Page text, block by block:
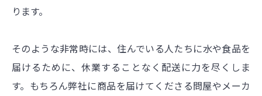
ります。
そのような非常時には、住んでいる人たちに水や食品を
届けるために、休業することなく配送に力を尽くしま
す。もちろん弊社に商品を届けてくださる問屋やメーカ